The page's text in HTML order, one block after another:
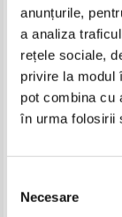
anunțurile,
a analiza
rețele sociale,
privire la modul
pot combina cu
în urma folosirii
consimțământului
Necesare
Leacuri de
Pret:13,00Lei
Adaugă în coș